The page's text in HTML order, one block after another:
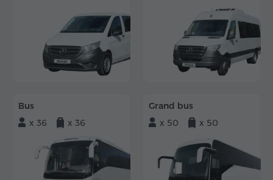
Bus
x 36
x 36
Grand bus
x 50
x 50